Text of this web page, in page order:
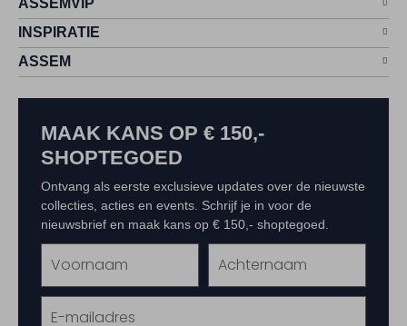
ASSEMVIP
INSPIRATIE
ASSEM
MAAK KANS OP € 150,-
SHOPTEGOED
Ontvang als eerste exclusieve updates over de nieuwste
collecties, acties en events. Schrijf je in voor de
nieuwsbrief en maak kans op € 150,- shoptegoed.